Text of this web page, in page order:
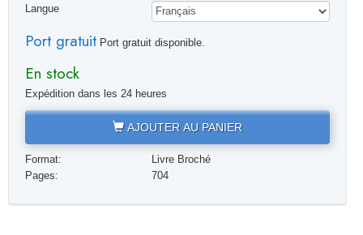
Langue
Port gratuitPort gratuit disponible.
En stock
Expédition dans les 24 heures
AJOUTER AU PANIER
Format:
Livre Broché
Pages:
704